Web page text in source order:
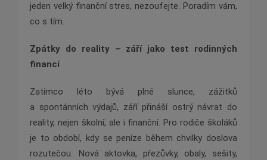
jeden velký finanční stres, nezoufejte. Poradím vám,
co s tím.
Zpátky do reality – září jako test rodinných
financí
Zatímco léto bývá plné slunce, zážitků
a spontánních výdajů, září přináší ostrý návrat do
reality, nejen školní, ale i finanční. Pro rodiče školáků
je to období, kdy se peníze během chvilky doslova
rozutečou. Nová aktovka, přezůvky, obaly, sešity,